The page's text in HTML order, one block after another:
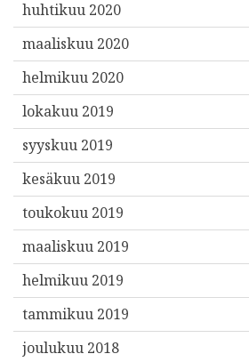
huhtikuu 2020
maaliskuu 2020
helmikuu 2020
lokakuu 2019
syyskuu 2019
kesäkuu 2019
toukokuu 2019
maaliskuu 2019
helmikuu 2019
tammikuu 2019
joulukuu 2018